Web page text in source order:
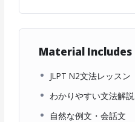
Material Includes
JLPT N2文法レッスン
わかりやすい文法解説
自然な例文・会話文